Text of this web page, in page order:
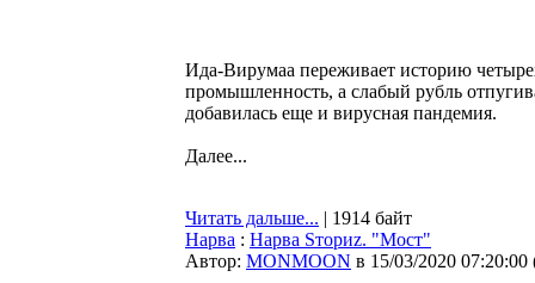
Ида-Вирумаа переживает историю
промышленность, а слабый рубль
добавилась еще и вирусная пандемия.
Далее...
Читать дальше... | 1914 байт
Нарва : Нарва Sториz. "Мост"
Автор: MONMOON в 15/03/2020 07:20:00